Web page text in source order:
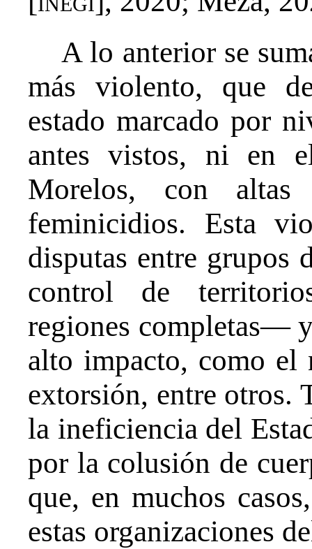
A lo anterior se
más violento, que
estado marcado por
antes vistos, ni en
Morelos, con
feminicidios. Esta
disputas entre grupos
control de
regiones completas—
alto impacto, como el
extorsión, entre otros.
la ineficiencia del
por la colusión de
que, en muchos
estas organizaciones